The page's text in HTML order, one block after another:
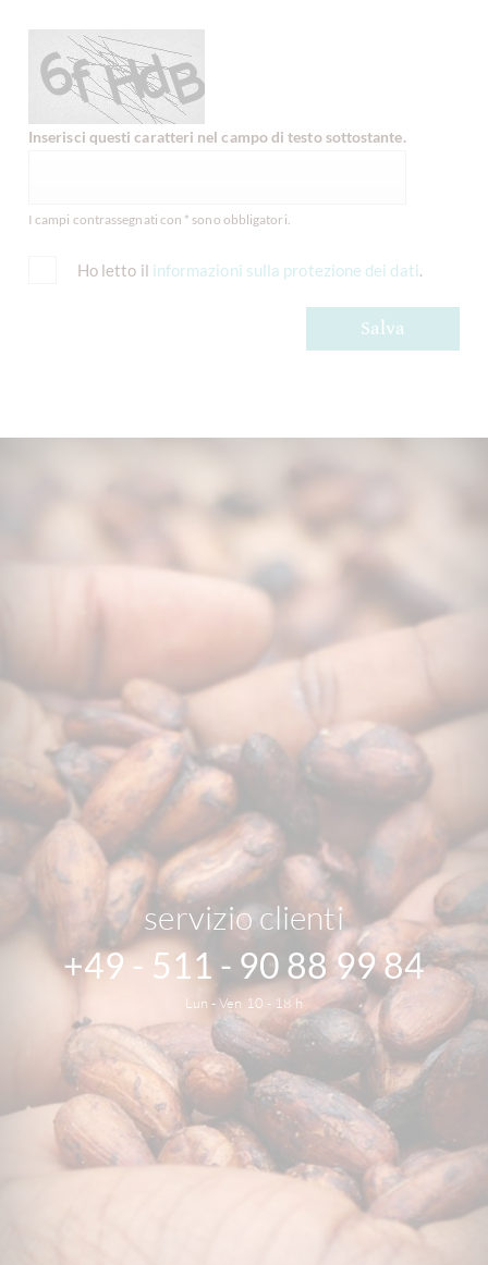
Inserisci questi caratteri nel campo di testo sottostante.
I campi contrassegnati con * sono obbligatori.
Ho letto il informazioni sulla protezione dei dati.
Salva
servizio clienti
+49 - 511 - 90 88 99 84
Lun - Ven 10 - 18 h